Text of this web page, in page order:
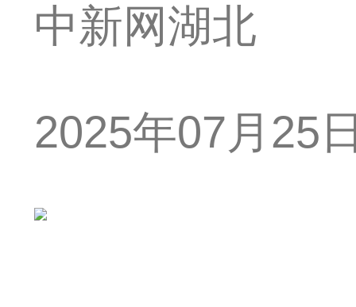
中新网湖北
2025年07月25